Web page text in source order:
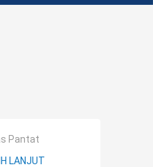
Pantat
LANJUT